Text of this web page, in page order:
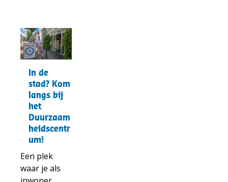
t("Lees
meer
over")
de
stad?
Kom
langs
bij
het
Duurzaamheidscentrum!
In de
stad? Kom
langs bij
het
Duurzaam
heidscentr
um!
Een plek
waar je als